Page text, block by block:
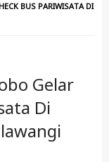
BUS PARIWISATA DI
Gelar
Di